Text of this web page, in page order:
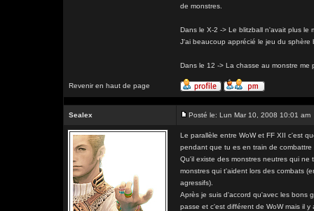
de monstres.
Dans le X-2 -> Le blitzball n'avait plus le
J'ai beaucoup apprécié le jeu du sphère
Dans le 12 -> La chasse au monstre
Revenir en haut de page
Sealex Posté le: Lun Mar 10, 2008 10:01 am
Le parallèle entre WoW et FF XII c'est
pendant que tu es en train de
Qu'il existe des monstres neutres qui
monstres qui t'aident lors des combats
agressifs).
Après je suis d'accord qu'avec les bons
passe et c'est différent de WoW mais il